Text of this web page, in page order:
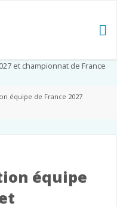
équipe de France 2027
équipe